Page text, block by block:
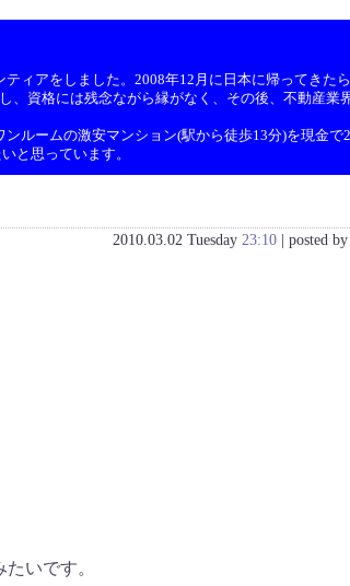
ィアをしました。2008年12月に日本に帰ってき
資格には残念ながら縁がなく、その後、不動産
ルームの激安マンション(駅から徒歩13分)を現金
と思っています。
2010.03.02 Tuesday 23:10| posted by
いです。